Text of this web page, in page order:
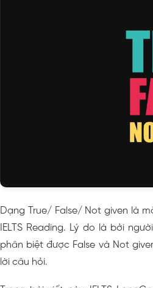
Dạng True/ False/ Not given là
IELTS Reading. Lý do là bởi
phân biệt được False và Not
lời câu hỏi.